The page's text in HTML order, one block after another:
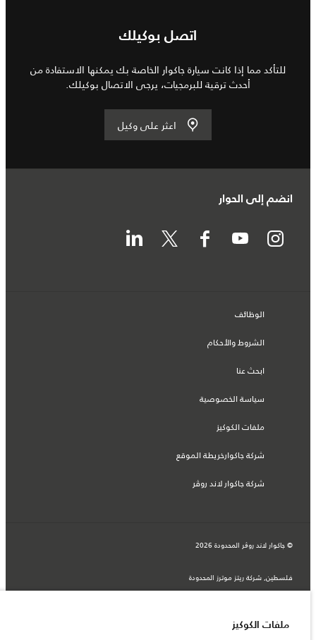
اتصل بوكيلك
للتأكد مما إذا كانت سيارة جاكوار الخاصة بك يمكنها الاستفادة من
أحدث ترقية للبرمجيات، يرجى الاتصال بوكيلك.
اعثر على وكيل
انضم إلى الحوار
الوظائف
الشروط والأحكام
ابحث عنا
سياسة الخصوصية
ملفات الكوكيز
شركة جاكوارخريطة الموقع
شركة جاكوار لاند روڤر
© جاكوار لاند روڨر المحدودة 2026
فلسطين, شركة ريتز موترز المحدودة
الأرقام المقدمة هي نتيجة لاختبارات المصنع الرسمية وفقاً لتشريعات الاتحاد الأوروبي. قد
يتباين استهلك الوقود الفعلي للمركبة عن ذلك المتحقق في تلك الاختبارات كما أن هذه
ملفات الكوكيز